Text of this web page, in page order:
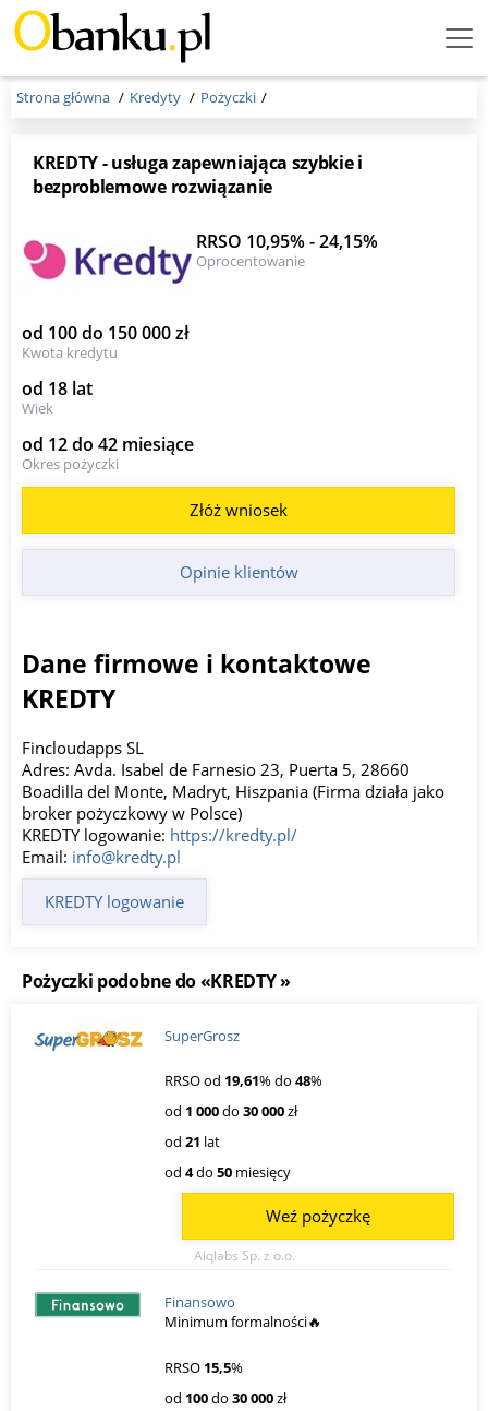
Menu
Strona główna Kredyty Pożyczki
KREDTY - usługa zapewniająca szybkie i
bezproblemowe rozwiązanie
RRSO 10,95% - 24,15%
Oprocentowanie
od 100 do 150 000 zł
Kwota kredytu
od 18 lat
Wiek
od 12 do 42 miesiące
Okres pożyczki
Złóż wniosek
Opinie klientów
Dane firmowe i kontaktowe
KREDTY
Fincloudapps SL
Adres: Avda. Isabel de Farnesio 23, Puerta 5, 28660
Boadilla del Monte, Madryt, Hiszpania (Firma działa jako
broker pożyczkowy w Polsce)
KREDTY logowanie: https://kredty.pl/
Email: info@kredty.pl
KREDTY logowanie
Pożyczki podobne do «KREDTY »
SuperGrosz
RRSO od 19,61% do 48%
od 1 000do 30 000zł
od 21 lat
od 4do 50 miesięcy
Aiqlabs Sp. z o.o.
Weź pożyczkę
Finansowo
Minimum formalności🔥
RRSO 15,5%
od 100do 30 000zł